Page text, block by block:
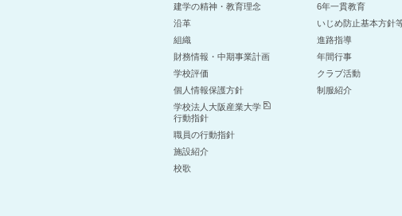
建学の精神・教育理念
沿革
組織
財務情報・中期事業計画
学校評価
個人情報保護方針
学校法人大阪産業大学
行動指針
職員の行動指針
施設紹介
校歌
6年一貫教育
いじめ防止基本方針
進路指導
年間行事
クラブ活動
制服紹介